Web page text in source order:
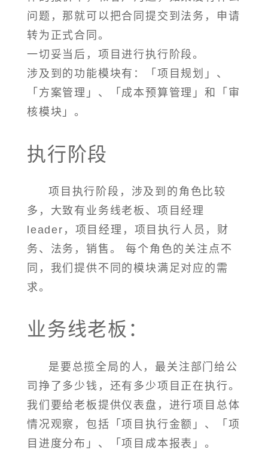
问题，那就可以把合同提交到法务，申请
转为正式合同。
一切妥当后，项目进行执行阶段。
涉及到的功能模块有：「项目规划」、
「方案管理」、「成本预算管理」和「审
核模块」。
执行阶段
项目执行阶段，涉及到的角色比较
多，大致有业务线老板、项目经理
leader，项目经理，项目执行人员，财
务、法务，销售。 每个角色的关注点不
同，我们提供不同的模块满足对应的需
求。
业务线老板：
是要总揽全局的人，最关注部门给公
司挣了多少钱，还有多少项目正在执行。
我们要给老板提供仪表盘，进行项目总体
情况观察，包括「项目执行金额」、「项
目进度分布」、「项目成本报表」。